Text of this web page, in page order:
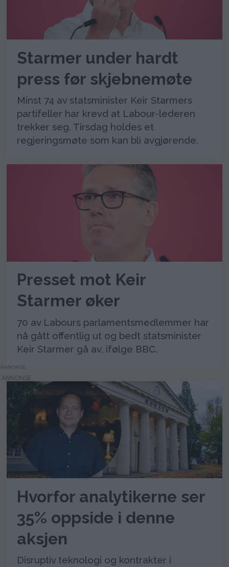
Starmer under hardt
press før skjebnemøte
Minst 74 av statsminister Keir Starmers
partifeller har krevd at Labour-lederen
trekker seg. Tirsdag holdes et
regjeringsmøte som kan bli avgjørende.
Presset mot Keir
Starmer øker
70 av Labours parlamentsmedlemmer har
nå gått offentlig ut og bedt statsminister
Keir Starmer gå av, ifølge BBC.
ANNONSE
Hvorfor analytikerne ser
35% oppside i denne
aksjen
Disruptiv teknologi og kontrakter i